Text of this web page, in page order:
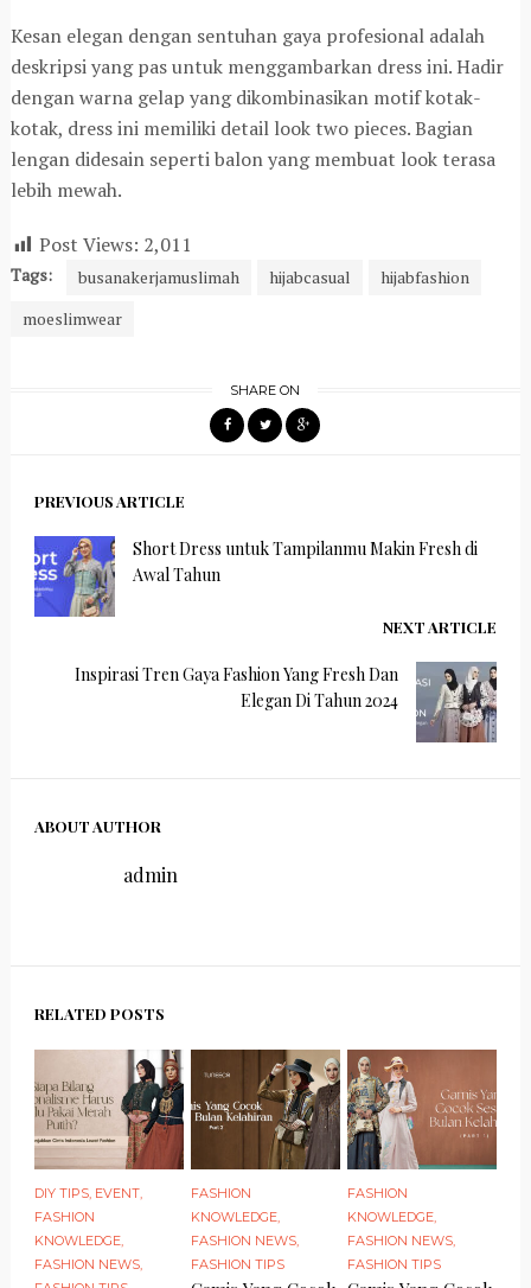
Kesan elegan dengan sentuhan gaya profesional adalah
deskripsi yang pas untuk menggambarkan dress ini. Hadir
dengan warna gelap yang dikombinasikan motif kotak-
kotak, dress ini memiliki detail look two pieces. Bagian
lengan didesain seperti balon yang membuat look terasa
lebih mewah.
Post Views: 2,011
Tags: busanakerjamuslimah hijabcasual
hijabfashion
moeslimwear
SHARE ON
PREVIOUS ARTICLE
Short Dress untuk Tampilanmu Makin Fresh di
Awal Tahun
NEXT ARTICLE
Inspirasi Tren Gaya Fashion Yang Fresh Dan
Elegan Di Tahun 2024
ABOUT AUTHOR
admin
RELATED POSTS
DIY TIPS, EVENT,
FASHION
KNOWLEDGE,
FASHION NEWS,
FASHION
KNOWLEDGE,
FASHION NEWS,
FASHION TIPS
FASHION
KNOWLEDGE,
FASHION NEWS,
FASHION TIPS